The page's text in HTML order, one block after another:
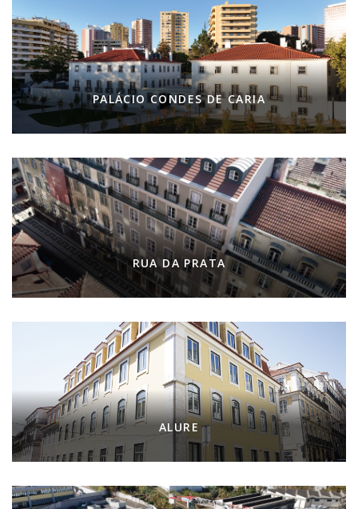
PALÁCIO CONDES DE CARIA
RUA DA PRATA
ALURE